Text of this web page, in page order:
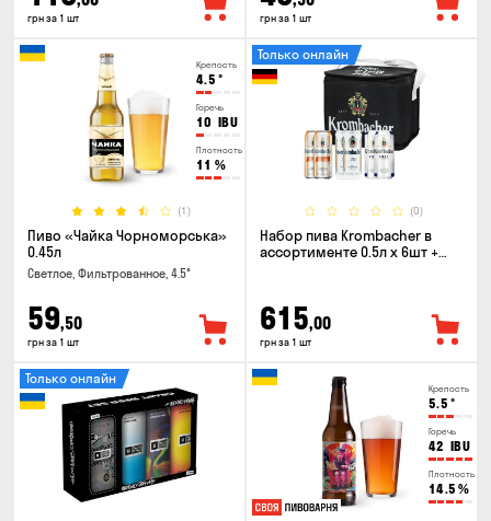
грн за 1 шт грн за 1 шт
Крепость
4.5 °
Горечь
10 IBU
Плотность
11 %
(1)
Пиво «Чайка Чорноморська»
0.45л
Светлое, Фильтрованное, 4.5°
59,50
грн за 1 шт
(0)
Только онлайн
Набор пива Krombacher в
ассортименте 0.5л х 6шт +
615,00
грн за 1 шт
Только онлайн
Крепость
5.5 °
Горечь
42 IBU
Плотность
14.5 %